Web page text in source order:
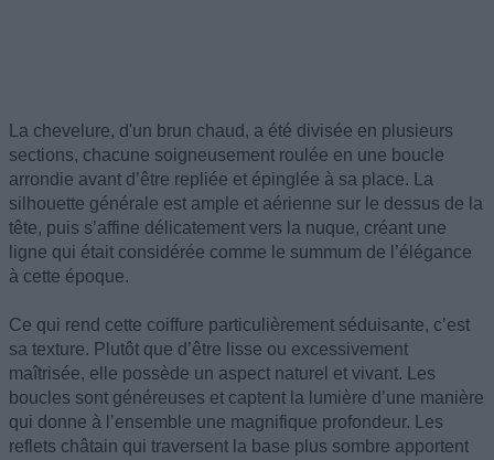
La chevelure, d'un brun chaud, a été divisée en plusieurs
sections, chacune soigneusement roulée en une boucle
arrondie avant d’être repliée et épinglée à sa place. La
silhouette générale est ample et aérienne sur le dessus de la
tête, puis s’affine délicatement vers la nuque, créant une
ligne qui était considérée comme le summum de l’élégance
à cette époque.
Ce qui rend cette coiffure particulièrement séduisante, c’est
sa texture. Plutôt que d’être lisse ou excessivement
maîtrisée, elle possède un aspect naturel et vivant. Les
boucles sont généreuses et captent la lumière d’une manière
qui donne à l’ensemble une magnifique profondeur. Les
reflets châtain qui traversent la base plus sombre apportent